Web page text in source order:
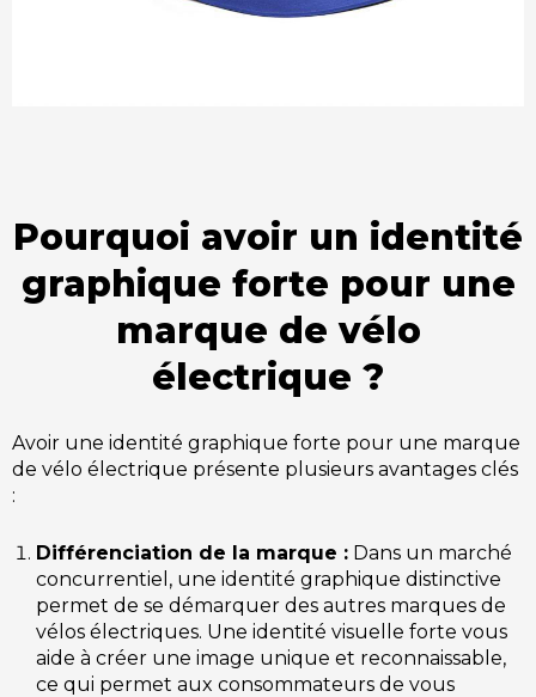
Pourquoi avoir un identité
graphique forte pour une
marque de vélo
électrique ?
Avoir une identité graphique forte pour une marque
de vélo électrique présente plusieurs avantages clés
:
Différenciation de la marque : Dans un marché
concurrentiel, une identité graphique distinctive
permet de se démarquer des autres marques de
vélos électriques. Une identité visuelle forte vous
aide à créer une image unique et reconnaissable,
ce qui permet aux consommateurs de vous